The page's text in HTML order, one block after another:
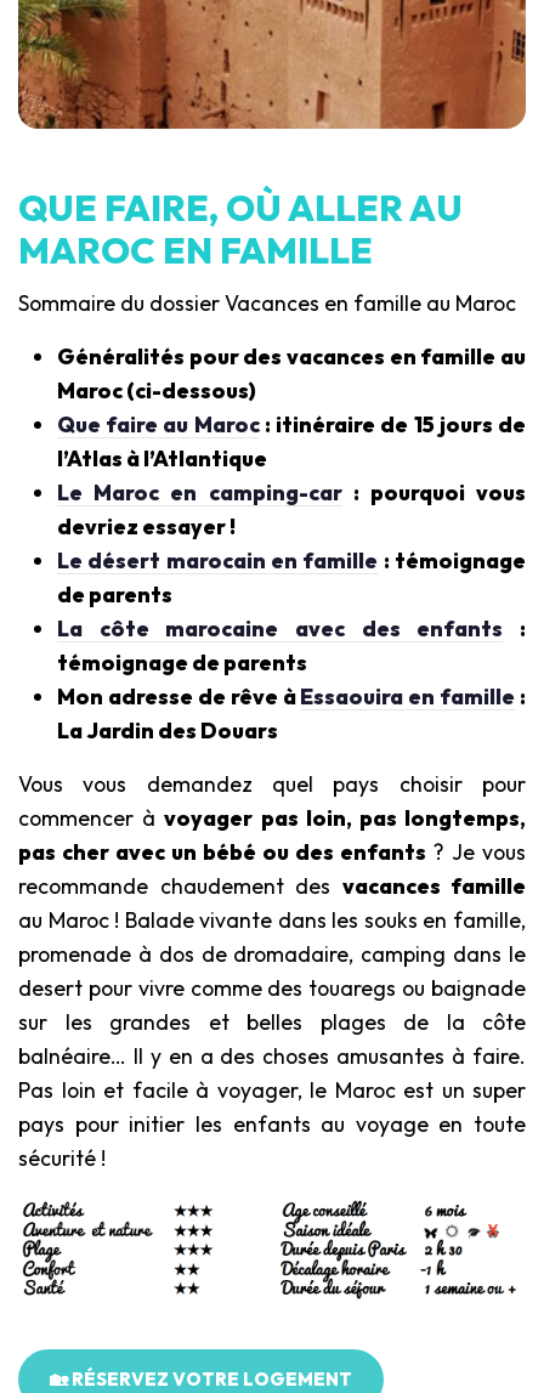
QUE FAIRE, OÙ ALLER AU
MAROC EN FAMILLE
Sommaire du dossier Vacances en famille au Maroc
Généralités pour des vacances en famille au
Maroc (ci-dessous)
Que faire au Maroc: itinéraire de 15 jours de
l’Atlas à l’Atlantique
Le Maroc en camping-car: pourquoi vous
devriez essayer !
Le désert marocain en famille : témoignage
de parents
La côte marocaine avec des enfants :
témoignage de parents
Mon adresse de rêve àEssaouira en famille :
La Jardin des Douars
Vous vous demandez quel pays choisir pour
commencer àvoyager pas loin, pas longtemps,
pas cher avec un bébé ou des enfants ? Je vous
recommande chaudement des vacances famille
au Maroc ! Balade vivante dans les souks en famille,
promenade à dos de dromadaire, camping dans le
desert pour vivre comme des touaregs ou baignade
sur les grandes et belles plages de la côte
balnéaire… Il y en a des choses amusantes à faire.
Pas loin et facile à voyager, le Maroc est un super
pays pour initier les enfants au voyage en toute
sécurité !
🏡 RÉSERVEZ VOTRE LOGEMENT